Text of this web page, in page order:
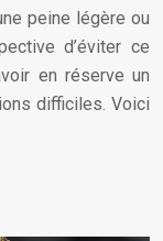
peine légère ou
d’éviter ce
en réserve un
difficiles. Voici